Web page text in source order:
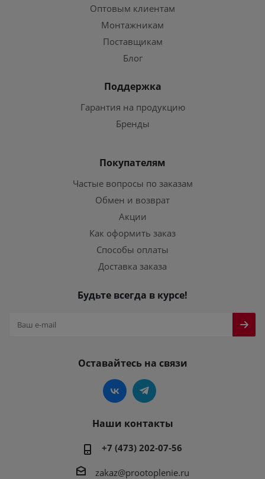
Оптовым клиентам
Монтажникам
Поставщикам
Блог
Поддержка
Гарантия на продукцию
Бренды
Покупателям
Частые вопросы по заказам
Обмен и возврат
Акции
Как оформить заказ
Способы оплаты
Доставка заказа
Будьте всегда в курсе!
Оставайтесь на связи
Наши контакты
+7 (473) 202-07-56
zakaz@prootoplenie.ru